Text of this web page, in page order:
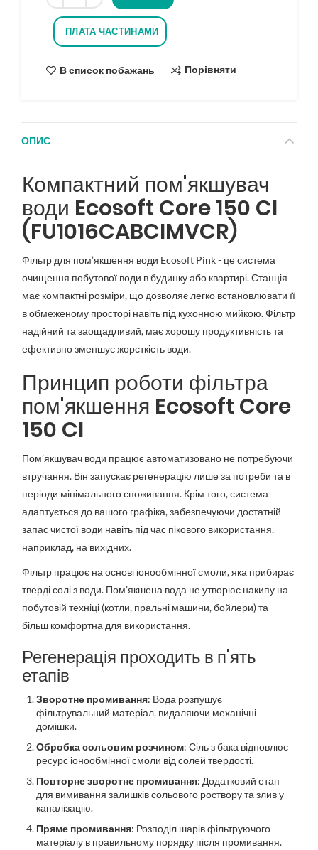
ПЛАТА ЧАСТИНАМИ
В список побажань Порівняти
ОПИС
Компактний пом'якшувач
води Ecosoft Core 150 CI
(FU1016CABCIMVCR)
Фільтр для пом’якшення води Ecosoft Pink - це система
очищення побутової води в будинку або квартирі. Станція
має компактні розміри, що дозволяє легко встановлювати її
в обмеженому просторі навіть під кухонною мийкою. Фільтр
надійний та заощадливий, має хорошу продуктивність та
ефективно зменшує жорсткість води.
Принцип роботи фільтра
пом'якшення Ecosoft Core
150 CI
Пом’якшувач води працює автоматизовано не потребуючи
втручання. Він запускає регенерацію лише за потреби та в
періоди мінімального споживання. Крім того, система
адаптується до вашого графіка, забезпечуючи достатній
запас чистої води навіть під час пікового використання,
наприклад, на вихідних.
Фільтр працює на основі іонообмінної смоли, яка прибирає
тверді солі з води. Пом’якшена вода не утворює накипу на
побутовій техніці (котли, пральні машини, бойлери) та
більш комфортна для використання.
Регенерація проходить в п'ять
етапів
Зворотне промивання: Вода розпушує
фільтрувальний матеріал, видаляючи механічні
домішки.
Обробка сольовим розчином: Сіль з бака відновлює
ресурс іонообмінної смоли від солей твердості.
Повторне зворотне промивання: Додатковий етап
для вимивання залишків сольового роствору та злив у
каналізацію.
Пряме промивання: Розподіл шарів фільтруючого
матеріалу в правильному порядку після промивання.